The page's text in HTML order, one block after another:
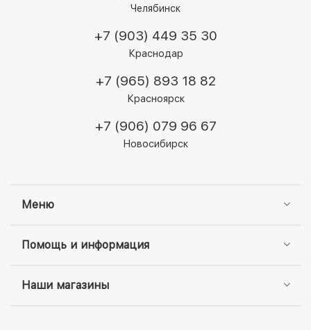
Меню
Помощь и информация
Наши магазины
Челябинск
+7 (903) 449 35 30
Краснодар
+7 (965) 893 18 82
Красноярск
+7 (906) 079 96 67
Новосибирск